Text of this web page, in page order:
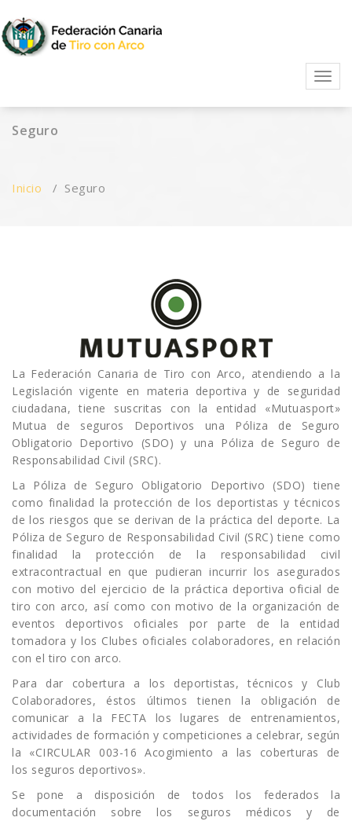
to
content
Seguro
Inicio / Seguro
La Federación Canaria de Tiro con Arco, atendiendo a la
Legislación vigente en materia deportiva y de seguridad
ciudadana, tiene suscritas con la entidad «Mutuasport»
Mutua de seguros Deportivos una Póliza de Seguro
Obligatorio Deportivo (SDO) y una Póliza de Seguro de
Responsabilidad Civil (SRC).
La Póliza de Seguro Obligatorio Deportivo (SDO) tiene
como finalidad la protección de los deportistas y técnicos
de los riesgos que se derivan de la práctica del deporte. La
Póliza de Seguro de Responsabilidad Civil (SRC) tiene como
finalidad la protección de la responsabilidad civil
extracontractual en que pudieran incurrir los asegurados
con motivo del ejercicio de la práctica deportiva oficial de
tiro con arco, así como con motivo de la organización de
eventos deportivos oficiales por parte de la entidad
tomadora y los Clubes oficiales colaboradores, en relación
con el tiro con arco.
Para dar cobertura a los deportistas, técnicos y Club
Colaboradores, éstos últimos tienen la obligación de
comunicar a la FECTA los lugares de entrenamientos,
actividades de formación y competiciones a celebrar, según
la «CIRCULAR 003-16 Acogimiento a las coberturas de
los seguros deportivos».
Se pone a disposición de todos los federados la
documentación sobre los seguros médicos y de